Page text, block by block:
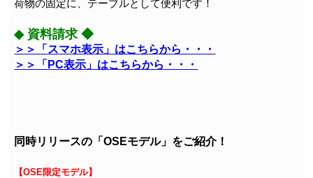
荷物の固定に、テーブルとして便利です！
◆ 資料請求 ◆
＞＞「スマホ表示」はこちらから・・・
＞＞「PC表示」はこちらから・・・
同時リリースの「OSEモデル」をご紹介！
【OSE限定モデル】